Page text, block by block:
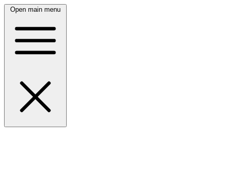
Open main menu